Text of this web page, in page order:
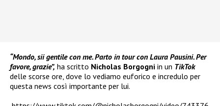
“Mondo, sii gentile con me. Parto in tour con Laura Pausini. Per
favore, grazie”, ha scritto Nicholas Borgogni in un TikTok
delle scorse ore, dove lo vediamo euforico e incredulo per
questa news così importante per lui.